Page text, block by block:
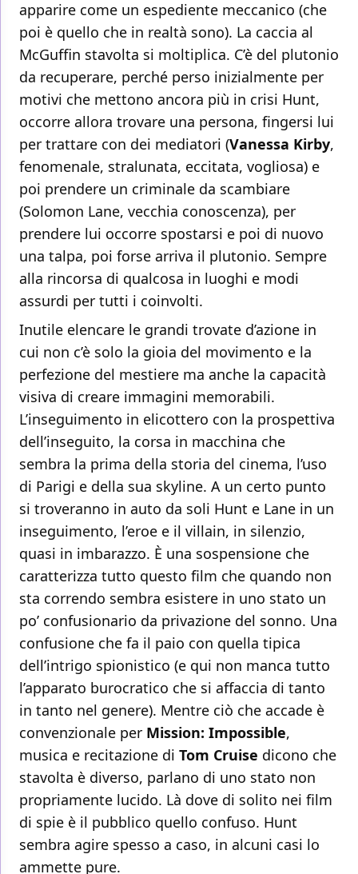
apparire come un espediente meccanico (che
poi è quello che in realtà sono). La caccia al
McGuffin stavolta si moltiplica. C’è del plutonio
da recuperare, perché perso inizialmente per
motivi che mettono ancora più in crisi Hunt,
occorre allora trovare una persona, fingersi lui
per trattare con dei mediatori (Vanessa Kirby,
fenomenale, stralunata, eccitata, vogliosa) e
poi prendere un criminale da scambiare
(Solomon Lane, vecchia conoscenza), per
prendere lui occorre spostarsi e poi di nuovo
una talpa, poi forse arriva il plutonio. Sempre
alla rincorsa di qualcosa in luoghi e modi
assurdi per tutti i coinvolti.
Inutile elencare le grandi trovate d’azione in
cui non c’è solo la gioia del movimento e la
perfezione del mestiere ma anche la capacità
visiva di creare immagini memorabili.
L’inseguimento in elicottero con la prospettiva
dell’inseguito, la corsa in macchina che
sembra la prima della storia del cinema, l’uso
di Parigi e della sua skyline. A un certo punto
si troveranno in auto da soli Hunt e Lane in un
inseguimento, l’eroe e il villain, in silenzio,
quasi in imbarazzo. È una sospensione che
caratterizza tutto questo film che quando non
sta correndo sembra esistere in uno stato un
po’ confusionario da privazione del sonno. Una
confusione che fa il paio con quella tipica
dell’intrigo spionistico (e qui non manca tutto
l’apparato burocratico che si affaccia di tanto
in tanto nel genere). Mentre ciò che accade è
convenzionale per Mission: Impossible,
musica e recitazione di Tom Cruise dicono che
stavolta è diverso, parlano di uno stato non
propriamente lucido. Là dove di solito nei film
di spie è il pubblico quello confuso. Hunt
sembra agire spesso a caso, in alcuni casi lo
ammette pure.